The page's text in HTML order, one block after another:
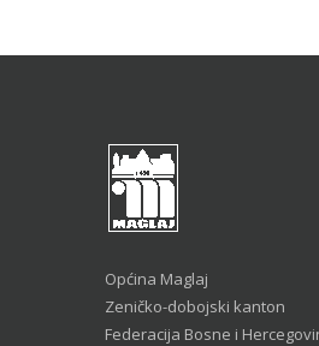
Općina Maglaj
Zeničko-dobojski kanton
Federacija Bosne i